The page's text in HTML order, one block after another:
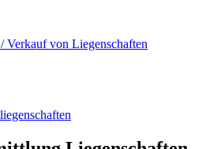
Verkauf von Liegenschaften